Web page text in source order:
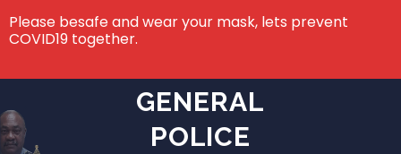
GENERAL
POLICE
Please besafe and wear your mask, lets prevent
COVID19 together.